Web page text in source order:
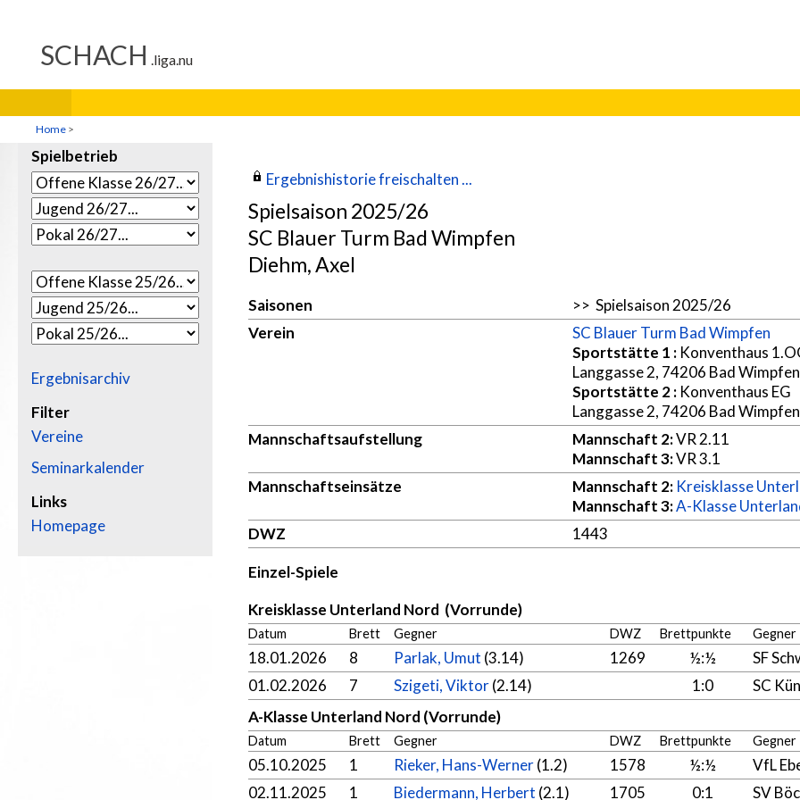
Home >
Spielbetrieb
Ergebnisarchiv
Filter
Vereine
Seminarkalender
Links
Homepage
Ergebnishistorie freischalten ...
Spielsaison 2025/26
SC Blauer Turm Bad Wimpfen
Diehm, Axel
Saisonen
>> Spielsaison 2025/26
Verein
SC Blauer Turm Bad Wimpfen
Sportstätte 1 : Konventhaus
Langgasse 2, 74206 Bad Wimpfen
Sportstätte 2: Konventhaus EG
Langgasse 2, 74206 Bad Wimpfen
Mannschaftsaufstellung
Mannschaft 2:VR 2.11
Mannschaft 3:VR 3.1
Mannschaftseinsätze
Mannschaft 2: Kreisklasse
Mannschaft 3:A-Klasse
DWZ
1443
Einzel-Spiele
Kreisklasse Unterland Nord (Vorrunde)
Datum Brett Gegner DWZ Brettpunkte Gegner
18.01.2026 8 Parlak, Umut (3.14) 1269 ½:½
SF
01.02.2026
7 Szigeti, Viktor(2.14) 1:0
SC
A-Klasse Unterland Nord (Vorrunde)
Datum Brett Gegner DWZ Brettpunkte Gegner
05.10.2025 1 Rieker, Hans-Werner(1.2) 1578 ½:½
VfL
02.11.2025
1 Biedermann, Herbert (2.1) 1705 0:1 SV